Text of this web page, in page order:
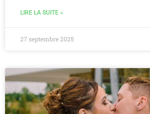
LIRE LA SUITE »
27 septembre 2025